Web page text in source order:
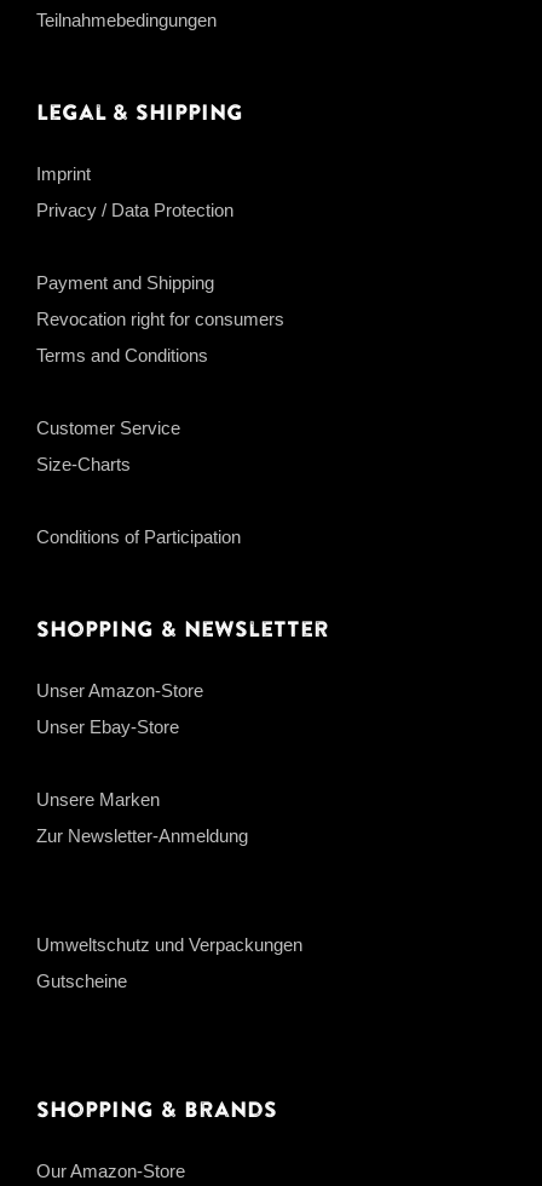
Teilnahmebedingungen
Legal & Shipping
Imprint
Privacy / Data Protection
Payment and Shipping
Revocation right for consumers
Terms and Conditions
Customer Service
Size-Charts
Conditions of Participation
Shopping & Newsletter
Unser Amazon-Store
Unser Ebay-Store
Unsere Marken
Zur Newsletter-Anmeldung
Umweltschutz und Verpackungen
Gutscheine
Shopping & Brands
Our Amazon-Store